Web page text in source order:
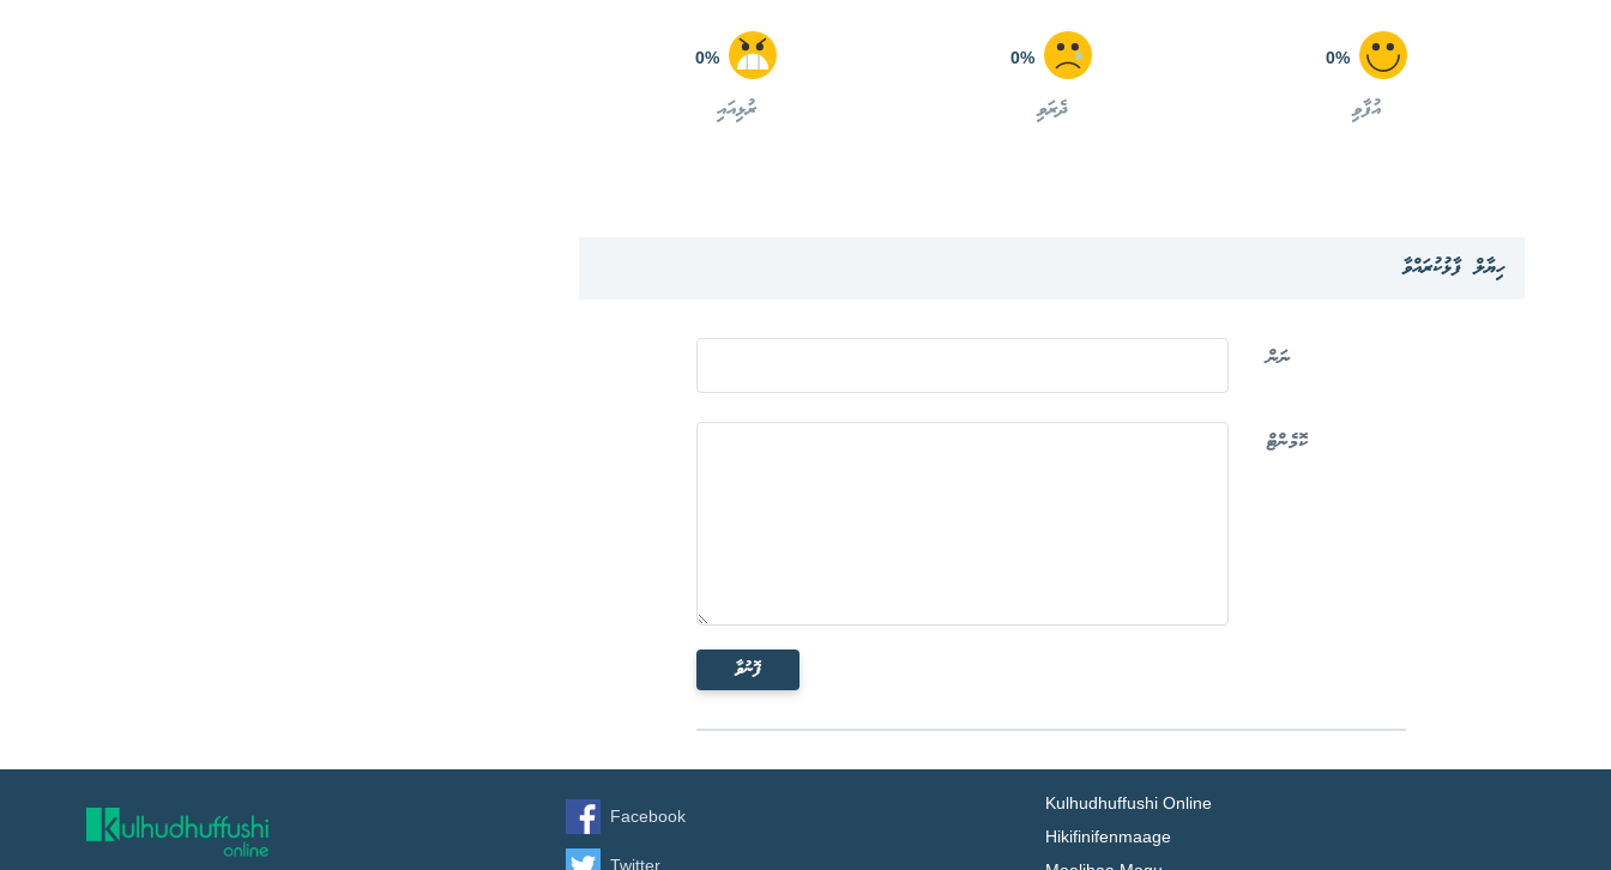
0%
އުފާވި
0%
ދެރަވި
0%
ރުޅިއައި
ހިޔާލް ފާޅުކުރައްވާ
ނަން
ކޮމެންޓް
ފޮނުވާ
Facebook
Twitter
Kulhudhuffushi Online
Hikifinifenmaage